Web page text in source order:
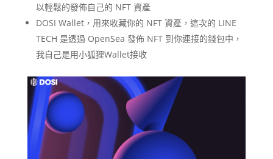
以輕鬆的發佈自己的 NFT 資產
DOSI Wallet，用來收藏你的 NFT 資產，這次的 LINE
TECH 是透過 OpenSea 發佈 NFT 到你連接的錢包中，
我自己是用小狐狸Wallet接收